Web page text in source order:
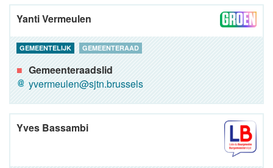
Yanti Vermeulen
GEMEENTELIJK GEMEENTERAAD
Gemeenteraadslid
yvermeulen@sjtn.brussels
Yves Bassambi